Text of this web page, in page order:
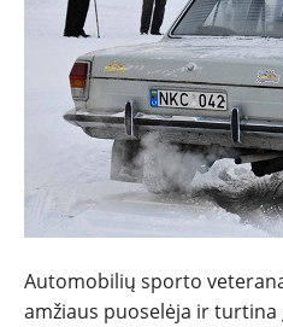
Automobilių sporto
amžiaus puoselėja ir